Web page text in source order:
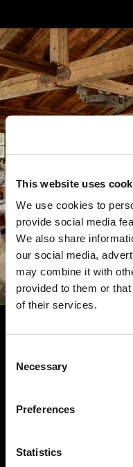
This website uses
We use cookies to
provide social media
We also share
our social media,
may combine it with
provided to them or
of their services.
Selection
Necessary
Preferences
Statistics